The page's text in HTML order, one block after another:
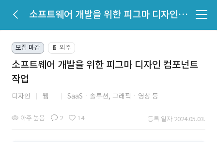
소프트웨어 개발을 위한 피그마 디자인 컴포넌트 작업
모집 마감 📔 외주
소프트웨어 개발을 위한 피그마 디자인 컴포넌트
작업
디자인 웹 SaaSㆍ솔루션, 그래픽ㆍ영상 등
아주 높음 2 14 등록 일자 2024.05.03.